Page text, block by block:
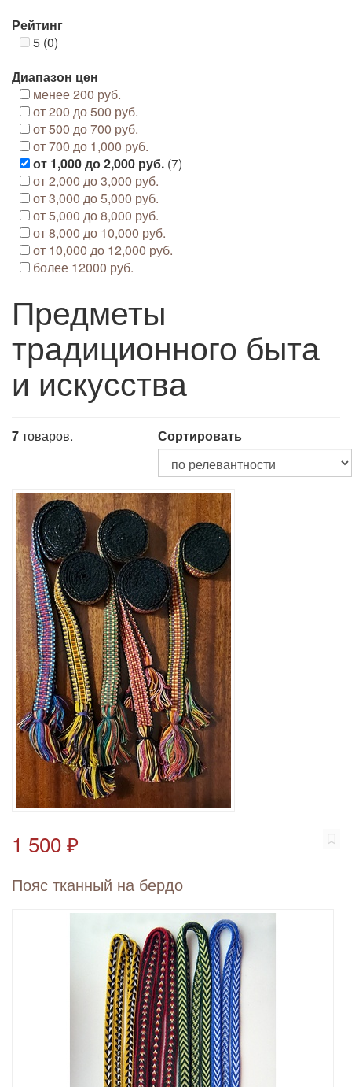
Рейтинг
5 (0)
Диапазон цен
менее 200 руб.
от 200 до 500 руб.
от 500 до 700 руб.
от 700 до 1,000 руб.
от 1,000 до 2,000 руб. (7)
от 2,000 до 3,000 руб.
от 3,000 до 5,000 руб.
от 5,000 до 8,000 руб.
от 8,000 до 10,000 руб.
от 10,000 до 12,000 руб.
более 12000 руб.
Предметы
традиционного быта
и искусства
7товаров. Сортировать
1 500 ₽
Пояс тканный на бердо